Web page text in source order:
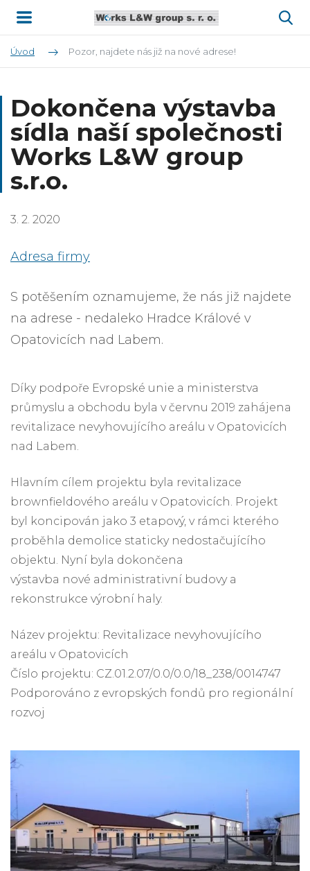
Úvod Pozor, najdete nás již na nové adrese!
Dokončena výstavba
sídla naší společnosti
Works L&W group
s.r.o.
3. 2. 2020
Adresa firmy
S potěšením oznamujeme, že nás již najdete
na adrese - nedaleko Hradce Králové v
Opatovicích nad Labem.
Díky podpoře Evropské unie a ministerstva
průmyslu a obchodu byla v červnu 2019 zahájena
revitalizace nevyhovujícího areálu v Opatovicích
nad Labem.
Hlavním cílem projektu byla revitalizace
brownfieldového areálu v Opatovicích. Projekt
byl koncipován jako 3 etapový, v rámci kterého
proběhla demolice staticky nedostačujícího
objektu. Nyní byla dokončena
výstavba nové administrativní budovy a
rekonstrukce výrobní haly.
Název projektu: Revitalizace nevyhovujícího
areálu v Opatovicích
Číslo projektu: CZ.01.2.07/0.0/0.0/18_238/0014747
Podporováno z evropských fondů pro regionální
rozvoj